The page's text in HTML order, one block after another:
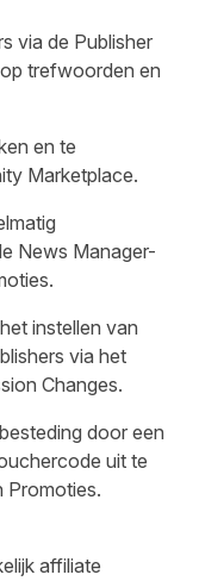
via de Publisher
trefwoorden en
en te
Marketplace.
News Manager-
instellen van
via het
Changes.
door een
uit te
Promoties.
affiliate